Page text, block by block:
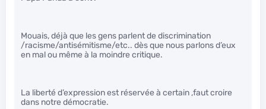
Mouais, déjà que les gens parlent de discrimination
/racisme/antisémitisme/etc.. dès que nous parlons d’eux
en mal ou même à la moindre critique.
La liberté d’expression est réservée à certain ,faut croire
dans notre démocratie.